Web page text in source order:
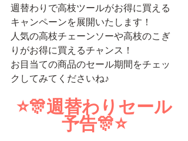
週替わりで高枝ツールがお得に買える
キャンペーンを展開いたします！
人気の高枝チェーンソーや高枝のこぎ
りがお得に買えるチャンス！
お目当ての商品のセール期間をチェッ
クしてみてくださいね♪
⭐️🎊週替わりセール
予告🎊⭐️